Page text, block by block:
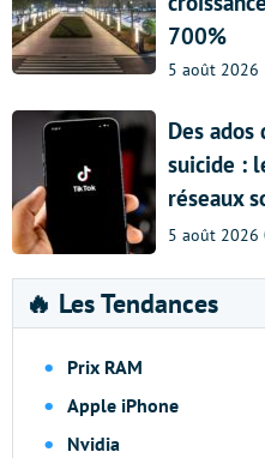
700%
5 août 2026
Des
suicide :
réseaux
5 août 2026
🔥 Les Tendances
Prix RAM
Apple iPhone
Nvidia